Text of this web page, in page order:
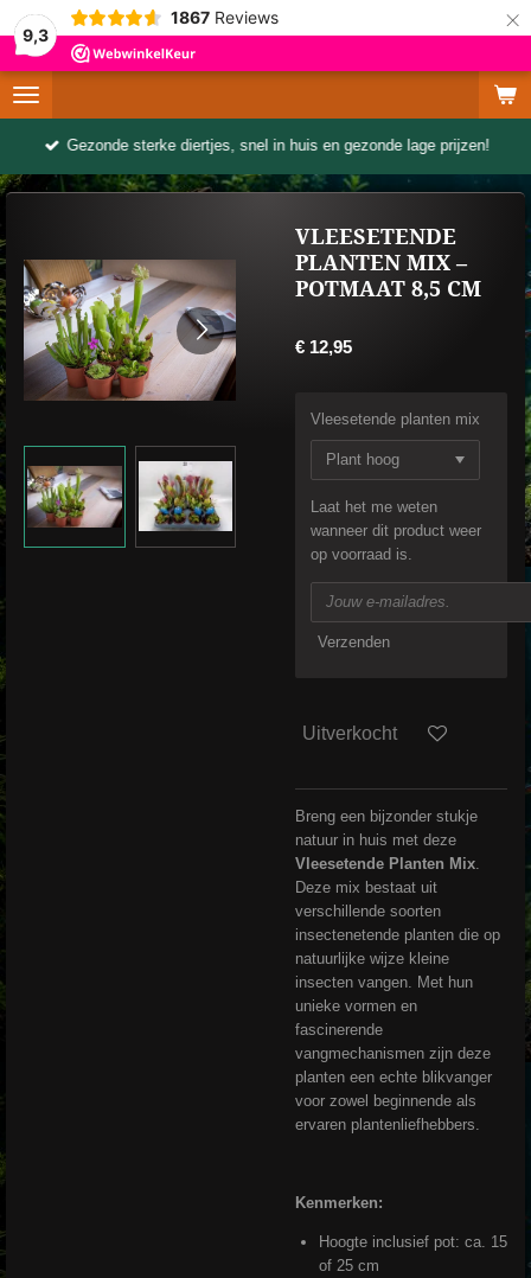
9,3
1867 Reviews ×
Gezonde sterke diertjes, snel in huis en gezonde lage prijzen!
VLEESETENDE
PLANTEN MIX –
POTMAAT 8,5 CM
€ 12,95
Vleesetende planten mix
Laat het me weten
wanneer dit product weer
op voorraad is.
Verzenden
Uitverkocht
Breng een bijzonder stukje
natuur in huis met deze
Vleesetende Planten Mix
Deze mix bestaat uit
verschillende soorten
insectenetende planten die op
natuurlijke wijze kleine
insecten vangen. Met hun
unieke vormen en
fascinerende
vangmechanismen zijn deze
planten een echte blikvanger
voor zowel beginnende als
ervaren plantenliefhebbers.
Kenmerken:
Hoogte inclusief pot: ca. 15
of 25 cm